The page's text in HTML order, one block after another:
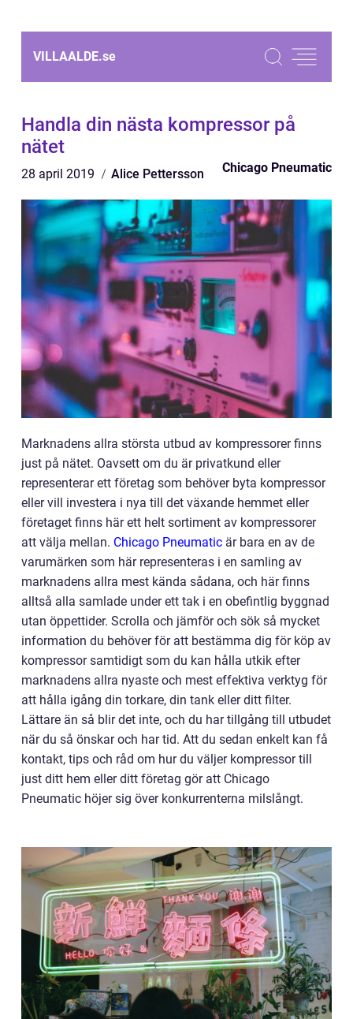
VILLAALDE.se
Handla din nästa kompressor på
nätet
28 april 2019 Alice Pettersson Chicago Pneumatic
Marknadens allra största utbud av kompressorer finns
just på nätet. Oavsett om du är privatkund eller
representerar ett företag som behöver byta kompressor
eller vill investera i nya till det växande hemmet eller
företaget finns här ett helt sortiment av kompressorer
att välja mellan. Chicago Pneumatic är bara en av de
varumärken som här representeras i en samling av
marknadens allra mest kända sådana, och här finns
alltså alla samlade under ett tak i en obefintlig byggnad
utan öppettider. Scrolla och jämför och sök så mycket
information du behöver för att bestämma dig för köp av
kompressor samtidigt som du kan hålla utkik efter
marknadens allra nyaste och mest effektiva verktyg för
att hålla igång din torkare, din tank eller ditt filter.
Lättare än så blir det inte, och du har tillgång till utbudet
när du så önskar och har tid. Att du sedan enkelt kan få
kontakt, tips och råd om hur du väljer kompressor till
just ditt hem eller ditt företag gör att Chicago
Pneumatic höjer sig över konkurrenterna milslångt.